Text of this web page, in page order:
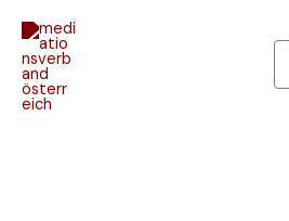
Inhalt
springen